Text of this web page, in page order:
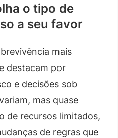
o tipo de
a seu favor
mais
destacam por
e decisões sob
mas quase
de recursos limitados,
de regras que